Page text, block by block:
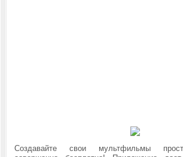
Создавайте свои мультфильмы